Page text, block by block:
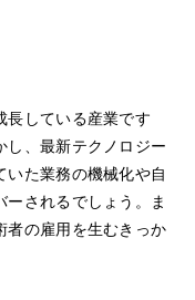
長している産業です
し、最新テクノロジー
いた業務の機械化や自
されるでしょう。ま
者の雇用を生むきっか